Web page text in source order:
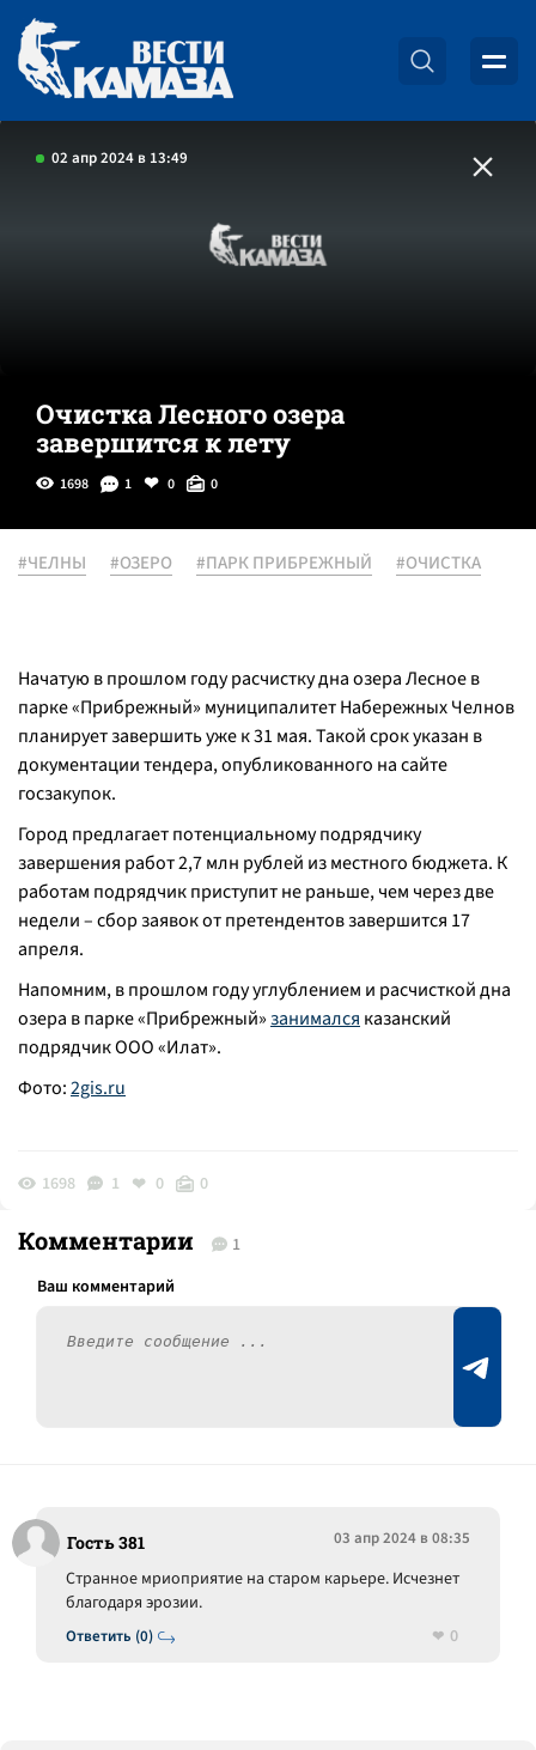
02 апр 2024 в 13:49
Очистка Лесного озера
завершится к лету
1698 1 0 0
#ЧЕЛНЫ #ОЗЕРО #ПАРК ПРИБРЕЖНЫЙ #ОЧИСТКА
Начатую в прошлом году расчистку дна озера Лесное в
парке «Прибрежный» муниципалитет Набережных Челнов
планирует завершить уже к 31 мая. Такой срок указан в
документации тендера, опубликованного на сайте
госзакупок.
Город предлагает потенциальному подрядчику
завершения работ 2,7 млн рублей из местного бюджета. К
работам подрядчик приступит не раньше, чем через две
недели – сбор заявок от претендентов завершится 17
апреля.
Напомним, в прошлом году углублением и расчисткой дна
озера в парке «Прибрежный»занимался казанский
подрядчик ООО «Илат».
Фото:2gis.ru
1698 1 0 0
Комментарии 1
Гость 381 03 апр 2024 в 08:35
Ответить (0)
Странное мриоприятие на старом карьере. Исчезнет
благодаря эрозии.
0